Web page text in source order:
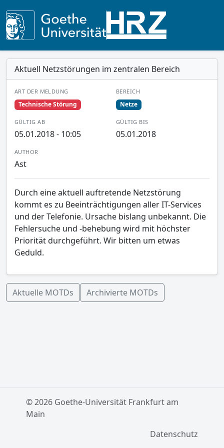
Aktuell Netzstörungen im zentralen Bereich
ART DER MELDUNG
Technische Störung
BEREICH
Netze
GÜLTIG AB
05.01.2018 - 10:05
GÜLTIG BIS
05.01.2018
AUTHOR
Ast
Durch eine aktuell auftretende Netzstörung
kommt es zu Beeinträchtigungen aller IT-Services
und der Telefonie. Ursache bislang unbekannt. Die
Fehlersuche und -behebung wird mit höchster
Priorität durchgeführt. Wir bitten um etwas
Geduld.
Aktuelle MOTDs Archivierte MOTDs
© 2026 Goethe-Universität Frankfurt am
Main
Datenschutz